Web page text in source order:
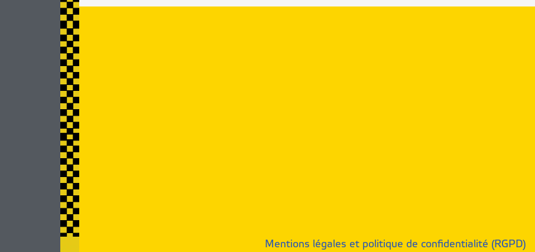
Mentions légales et politique de confidentialité (RGPD)